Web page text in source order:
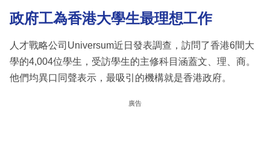
政府工為香港大學生最理想工作
人才戰略公司Universum近日發表調查，訪問了香港6間大
學的4,004位學生，受訪學生的主修科目涵蓋文、理、商。
他們均異口同聲表示，最吸引的機構就是香港政府。
廣告